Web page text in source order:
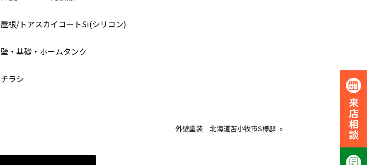
屋根/トアスカイコートSi(シリコン)
壁・基礎・ホームタンク
チラシ
外壁塗装 北海道苫小牧市S様邸